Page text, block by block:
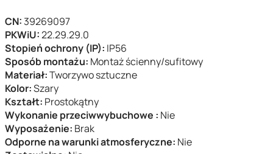
CN: 39269097
PKWiU:22.29.29.0
Stopień ochrony (IP): IP56
Sposób montażu: Montaż ścienny/sufitowy
Materiał:Tworzywo sztuczne
Kolor:Szary
Kształt: Prostokątny
Wykonanie przeciwwybuchowe : Nie
Wyposażenie: Brak
Odporne na warunki atmosferyczne: Nie